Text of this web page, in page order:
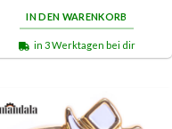
IN DEN WARENKORB
in 3 Werktagen bei dir